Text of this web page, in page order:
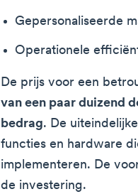
Gepersonaliseerde
Operationele
De prijs voor een
van een paar duizend
bedrag. De
functies en hardware
implementeren. De
de investering.